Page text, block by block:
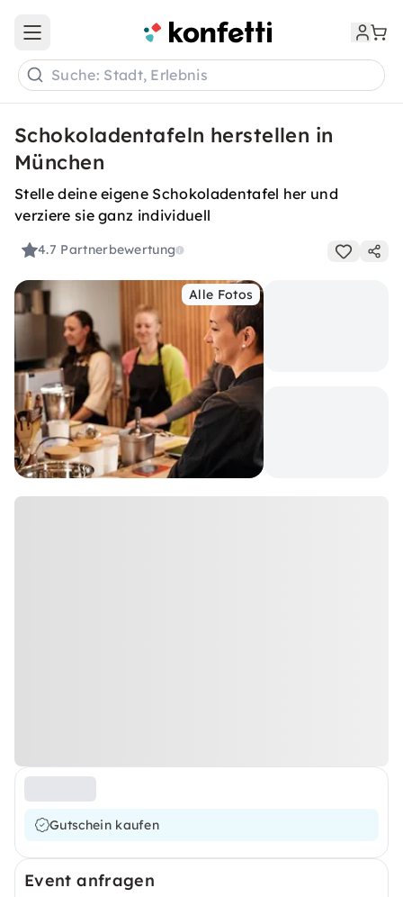
Open main menu
Suche: Stadt, Erlebnis
Schokoladentafeln herstellen in
München
Stelle deine eigene Schokoladentafel her und
verziere sie ganz individuell
4.7 Partnerbewertung
Alle Fotos
Gutschein kaufen
Event anfragen